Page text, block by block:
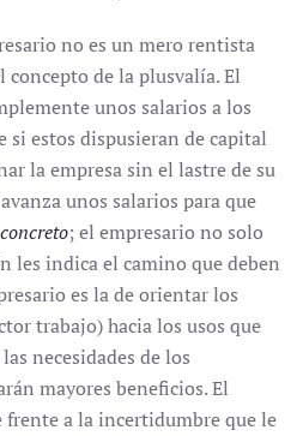
no es un mero rentista
de la plusvalía. El
unos salarios a los
si estos dispusieran de capital
la empresa sin el lastre de su
unos salarios para que
; el empresario no solo
les indica el camino que deben
es la de orientar los
trabajo) hacia los usos que
necesidades de los
mayores beneficios. El
frente a la incertidumbre que le